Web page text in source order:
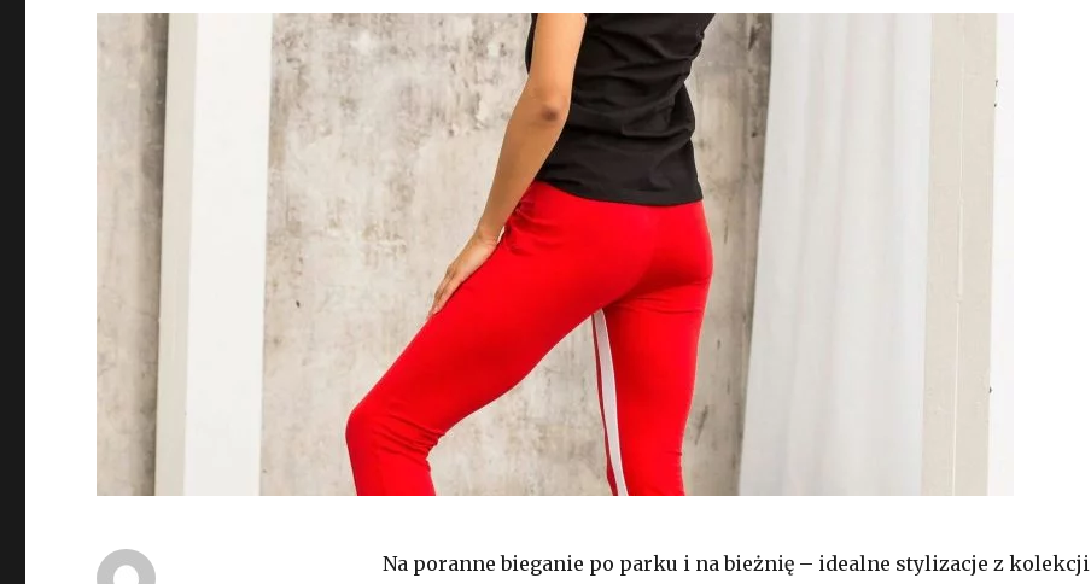
Na poranne bieganie po parku i na bieżnię – idealne stylizacje z kolekcji